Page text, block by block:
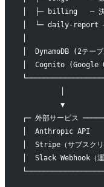
│  ├─ billing   —
│  └─ daily-report
│  DynamoDB (2テ
│  Cognito
         ▼
┌─ 外部サービス
│  Anthropic API　　
│  Stripe（サブスク
│  Slack Webhook